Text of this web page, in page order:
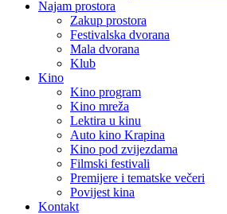
Najam prostora
Zakup prostora
Festivalska dvorana
Mala dvorana
Klub
Kino
Kino program
Kino mreža
Lektira u kinu
Auto kino Krapina
Kino pod zvijezdama
Filmski festivali
Premijere i tematske večeri
Povijest kina
Kontakt